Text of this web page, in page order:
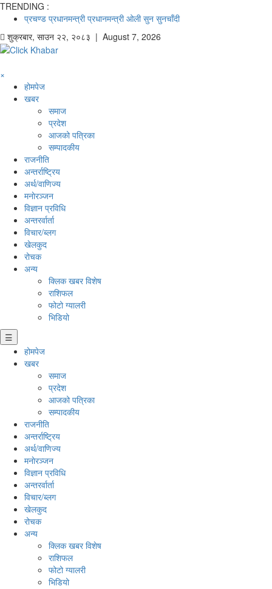
TRENDING :
प्रचण्ड प्रधानमन्त्री प्रधानमन्त्री ओली सुन सुनचाँदी
शुक्रबार, साउन २२, २०८३ | August 7, 2026
×
होमपेज
खबर
समाज
प्रदेश
आजको पत्रिका
सम्पादकीय
राजनीति
अन्तर्राष्ट्रिय
अर्थ/वाणिज्य
मनाेरञ्जन
विज्ञान प्रविधि
अन्तरर्वार्ता
विचार/ब्लग
खेलकुद
रोचक
अन्य
क्लिक खबर विशेष
राशिफल
फोटो ग्यालरी
भिडियो
☰
होमपेज
खबर
समाज
प्रदेश
आजको पत्रिका
सम्पादकीय
राजनीति
अन्तर्राष्ट्रिय
अर्थ/वाणिज्य
मनाेरञ्जन
विज्ञान प्रविधि
अन्तरर्वार्ता
विचार/ब्लग
खेलकुद
रोचक
अन्य
क्लिक खबर विशेष
राशिफल
फोटो ग्यालरी
भिडियो